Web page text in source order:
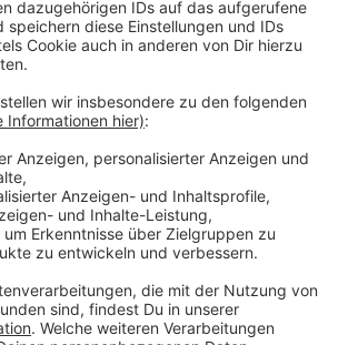
Magdeburg ist das zweite "Fortuna
Saison. Insgesamt gibt es fünf
weiteren Freispiele gibt es am 17.
Fürth (19. bis 21. Dezember),
den SC Paderborn (30. Januar bis 1.
am 29. Spieltag gegen Holstein
2026)